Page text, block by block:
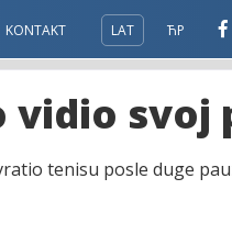
KONTAKT LAT ЋР
vidio svoj
tenisu posle duge